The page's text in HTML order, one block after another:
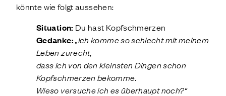
könnte wie folgt aussehen:
Situation: Du hast Kopfschmerzen
Gedanke:„Ich komme so schlecht mit meinem
Leben zurecht,
dass ich von den kleinsten Dingen schon
Kopfschmerzen bekomme.
Wieso versuche ich es überhaupt noch?“